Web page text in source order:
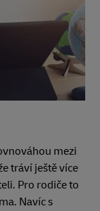
mezi
tráví ještě více
Pro rodiče to
Navíc s